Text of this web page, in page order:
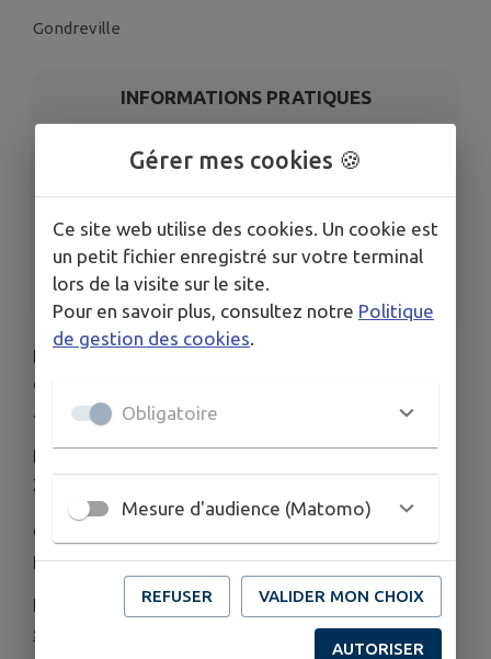
Gondreville
INFORMATIONS PRATIQUES
Gondreville
Le jeu. 23 juil.
HORAIRES
De 19h00 à 19h00
L'association de la Gym Volontaire vous propose
des ateliers de Munz Floor, à l'espace au Grand
Jardin, sis 21 rue de la Bergerie,
20H15.
Ces séances sont animées par Kristel SOHIER,
professeur diplômé de la FFHY.
Inscriptions obligatoires par mail :
sohierkristel@gmail.com
Gérer mes cookies 🍪
Ce site web utilise des cookies. Un cookie est
un petit fichier enregistré sur votre terminal
lors de la visite sur le site.
Pour en savoir plus, consultez notre Politique
de gestion des cookies
Obligatoire
Mesure d'audience (Matomo)
REFUSER VALIDER MON CHOIX
AUTORISER